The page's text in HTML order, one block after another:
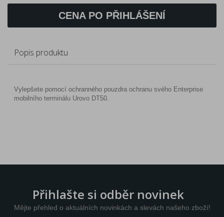
CENA PO PŘIHLÁŠENÍ
Popis produktu
Vylepšete pomocí ochranného pouzdra ochranu svého Enterprise
mobilního terminálu Urovo DT50.
Přihlašte si odběr novinek
Mějte přehled o aktuálních novinkách a slevách našeho zboží!